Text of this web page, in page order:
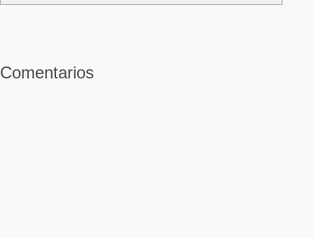
Comentarios